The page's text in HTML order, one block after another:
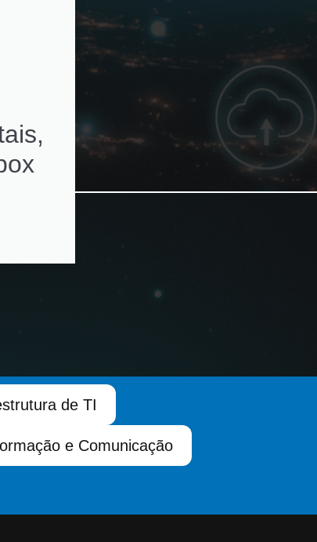
licenças e
subscriptions de
ativos de rede
alertas de
renovação
automatizados
ambientes
de TI
e Comunicação